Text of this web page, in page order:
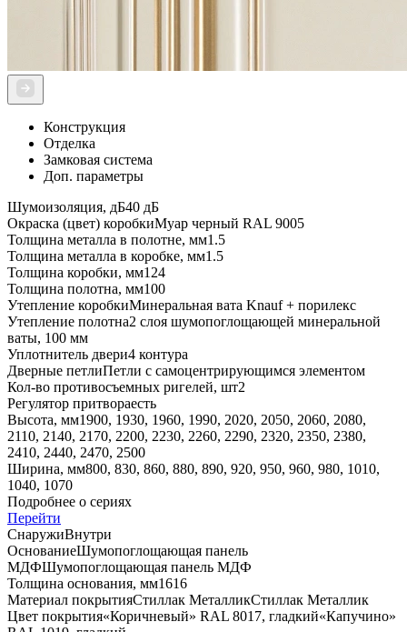
Конструкция
Отделка
Замковая система
Доп. параметры
Шумоизоляция, дБ40 дБ
Окраска (цвет) коробкиМуар черный RAL 9005
Толщина металла в полотне, мм1.5
Толщина металла в коробке, мм1.5
Толщина коробки, мм124
Толщина полотна, мм100
Утепление коробкиМинеральная вата Knauf + порилекс
Утепление полотна2 слоя шумопоглощающей минеральной
ваты, 100 мм
Уплотнитель двери4 контура
Дверные петлиПетли с самоцентрирующимся элементом
Кол-во противосъемных ригелей, шт2
Регулятор притвораесть
Высота, мм1900, 1930, 1960, 1990, 2020, 2050, 2060, 2080,
2110, 2140, 2170, 2200, 2230, 2260, 2290, 2320, 2350, 2380,
2410, 2440, 2470, 2500
Ширина, мм800, 830, 860, 880, 890, 920, 950, 960, 980, 1010,
1040, 1070
Подробнее о сериях
Перейти
СнаружиВнутри
ОснованиеШумопоглощающая панель
МДФШумопоглощающая панель МДФ
Толщина основания, мм1616
Материал покрытияСтиллак МеталликСтиллак Металлик
Цвет покрытия«Коричневый» RAL 8017, гладкий«Капучино»